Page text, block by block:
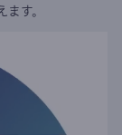
す。